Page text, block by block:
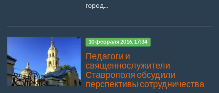
город...
10 февраля 2016, 17:34
Педагоги и
священнослужители
Ставрополя обсудили
перспективы сотрудничества